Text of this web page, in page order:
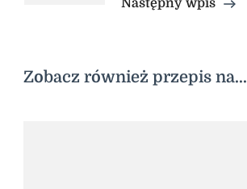
Następny wpis
Zobacz również przepis na...